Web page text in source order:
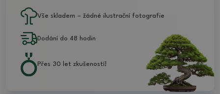
Vše skladem – žádné ilustrační fotografie
Dodání do 48 hodin
Přes 30 let zkušeností!